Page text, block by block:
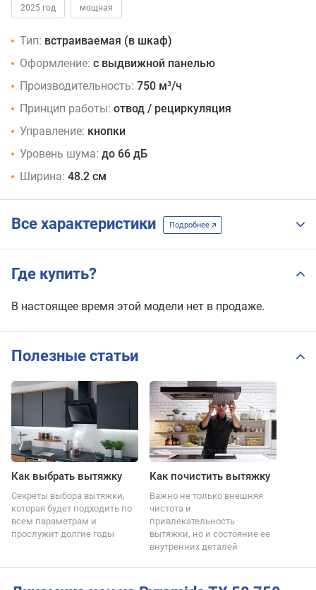
2025 год мощная
Тип: встраиваемая (в шкаф)
Оформление: с выдвижной панелью
Производительность: 750 м³/ч
Принцип работы: отвод / рециркуляция
Управление: кнопки
Уровень шума: до 66 дБ
Ширина: 48.2 см
Все характеристики Подробнее
Где купить?
В настоящее время этой модели нет в продаже.
Полезные статьи
Как выбрать вытяжку
Секреты выбора вытяжки,
которая будет подходить по
всем параметрам и
прослужит долгие годы
Как почистить вытяжку
Важно не только внешняя
чистота и
привлекательность
вытяжки, но и состояние ее
внутренних деталей